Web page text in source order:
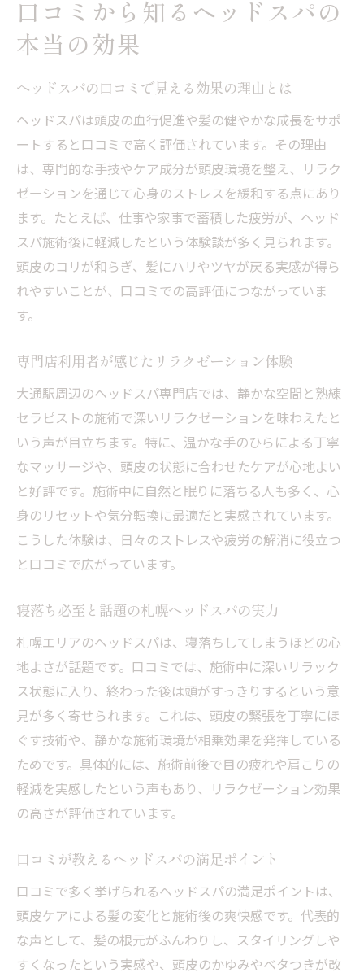
説
口コミで話題のヘッドスパ体験を比較する
札幌ヘッドスパで感じる癒しの時間とは
今日利用できるヘッドスパの探し方と注意
点
オイルヘッドスパの特徴とおすすめシーン
ヘッドスパ体験者口コミから見える満足度
体験談から学ぶ理想のヘッドスパ活用術
体験談で分かるヘッドスパの選び方と効果
口コミが教えるヘッドスパ活用のコツとは
介
ヘッドスパ体験者の声から得られるヒント
口コミから知るヘッドスパの
本当の効果
ヘッドスパの口コミで見える効果の理由とは
ヘッドスパは頭皮の血行促進や髪の健やかな成長をサポ
ートすると口コミで高く評価されています。その理由
は、専門的な手技やケア成分が頭皮環境を整え、リラク
ゼーションを通じて心身のストレスを緩和する点にあり
ます。たとえば、仕事や家事で蓄積した疲労が、ヘッド
スパ施術後に軽減したという体験談が多く見られます。
頭皮のコリが和らぎ、髪にハリやツヤが戻る実感が得ら
れやすいことが、口コミでの高評価につながっていま
す。
専門店利用者が感じたリラクゼーション体験
大通駅周辺のヘッドスパ専門店では、静かな空間と熟練
セラピストの施術で深いリラクゼーションを味わえたと
いう声が目立ちます。特に、温かな手のひらによる丁寧
なマッサージや、頭皮の状態に合わせたケアが心地よい
と好評です。施術中に自然と眠りに落ちる人も多く、心
身のリセットや気分転換に最適だと実感されています。
こうした体験は、日々のストレスや疲労の解消に役立つ
と口コミで広がっています。
寝落ち必至と話題の札幌ヘッドスパの実力
札幌エリアのヘッドスパは、寝落ちしてしまうほどの心
地よさが話題です。口コミでは、施術中に深いリラック
ス状態に入り、終わった後は頭がすっきりするという意
見が多く寄せられます。これは、頭皮の緊張を丁寧にほ
ぐす技術や、静かな施術環境が相乗効果を発揮している
ためです。具体的には、施術前後で目の疲れや肩こりの
軽減を実感したという声もあり、リラクゼーション効果
の高さが評価されています。
口コミが教えるヘッドスパの満足ポイント
口コミで多く挙げられるヘッドスパの満足ポイントは、
頭皮ケアによる髪の変化と施術後の爽快感です。代表的
な声として、髪の根元がふんわりし、スタイリングしや
すくなったという実感や、頭皮のかゆみやベタつきが改